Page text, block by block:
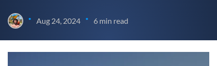
• Aug 24, 2024 • 6 min read